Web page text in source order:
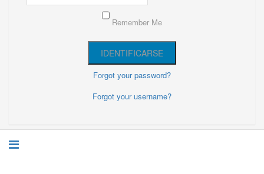
Remember Me
Forgot your password?
Forgot your username?